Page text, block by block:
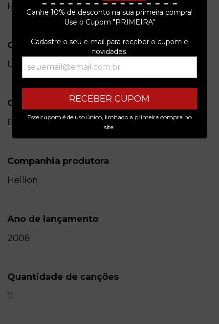
Ganhe 10% de desconto na sua primeira compra!
Use o Cupom "PRIMEIRA"
Cadastre o seu e-mail para receber o cupom e
novidades.
RECEBER CUPOM
Esse cupom é de uso único, limitado a primeira compra no
site.
Heavy metal
Condição do item
Usado
Origem
Brasil
Companhia produtora
Hellion
Ano de lançamento
2006
Quantidade de canções
11